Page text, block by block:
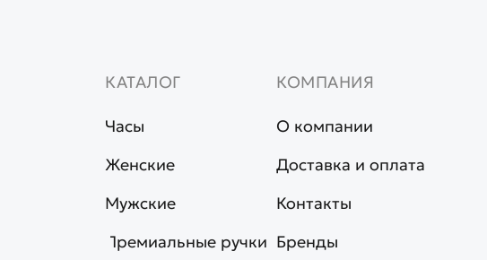
КАТАЛОГ
Часы
Женские
Мужские
Премиальные ручки
КОМПАНИЯ
О компании
Доставка и оплата
Контакты
Бренды